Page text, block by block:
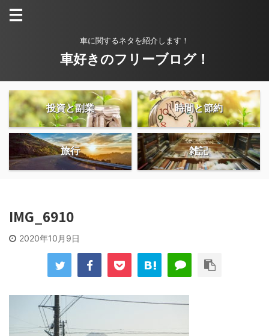
車に関するネタを紹介します！
車好きのフリーブログ！
投資と副業 時間と節約
旅行 雑記
IMG_6910
2020年10月9日